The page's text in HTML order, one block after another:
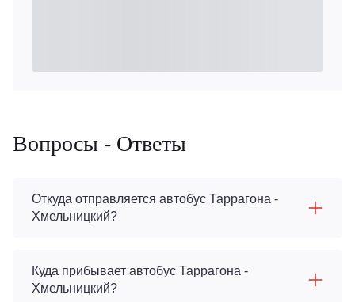
Вопросы - Ответы
Откуда отправляется автобус Таррагона -
Хмельницкий?
Куда прибывает автобус Таррагона -
Хмельницкий?